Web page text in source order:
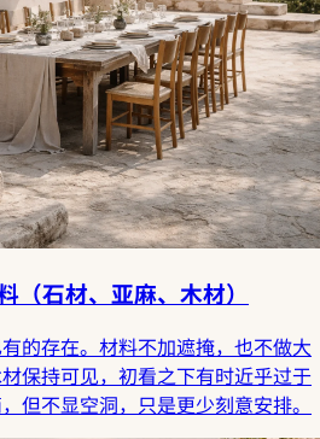
（石材、亚麻、木材）
的存在。材料不加遮掩，也不做大
保持可见，初看之下有时近乎过于
但不显空洞，只是更少刻意安排。